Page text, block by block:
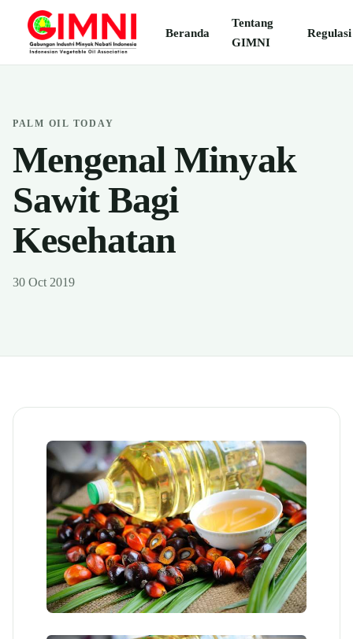
Beranda
Tentang
GIMNI
Regulasi
PALM OIL TODAY
Mengenal Minyak
Sawit Bagi
Kesehatan
30 Oct 2019